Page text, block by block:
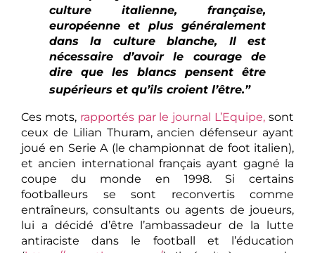
culture italienne, française,
européenne et plus généralement
dans la culture blanche, Il est
nécessaire d’avoir le courage de
dire que les blancs pensent être
supérieurs et qu’ils croient l’être.”
Ces mots, rapportés par le journal L’Equipe, sont
ceux de Lilian Thuram, ancien défenseur ayant
joué en Serie A (le championnat de foot italien),
et ancien international français ayant gagné la
coupe du monde en 1998. Si certains
footballeurs se sont reconvertis comme
entraîneurs, consultants ou agents de joueurs,
lui a décidé d’être l’ambassadeur de la lutte
antiraciste dans le football et l’éducation